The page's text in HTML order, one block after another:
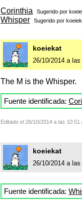
Corinthia Sugerido por
Whisper Sugerido por
koeiekat
26/10/2014 a las
The M is the Whisper.
Fuente identificada:
Editado el 26/10/2014 a las
koeiekat
26/10/2014 a las
Fuente identificada: